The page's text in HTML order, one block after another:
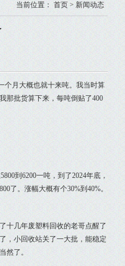
当前位置： 首页 > 新闻动态
个月大概也就十来吨。我当时算
那批货算下来，每吨倒贴了400
到6200一吨，到了2024年底，
了。涨幅大概有个30%到40%。
十几年废塑料回收的老哥点醒了
，小回收站关了一大批，能稳定
然了。